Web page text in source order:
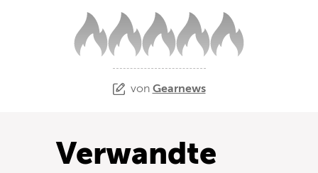
von Gearnews
Verwandte